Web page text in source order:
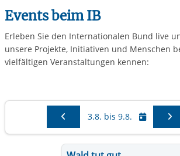
Events beim IB
Erleben Sie den Internationalen Bund live
unsere Projekte, Initiativen und Menschen
vielfältigen Veranstaltungen kennen:
Sie sehen Events im
3.8. bis 9.8.